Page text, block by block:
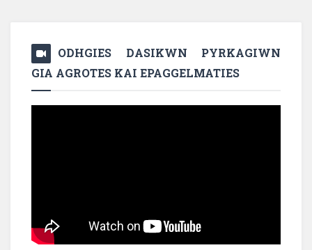
ODHGIES DASIKWN PYRKAGIWN
GIA AGROTES KAI EPAGGELMATIES